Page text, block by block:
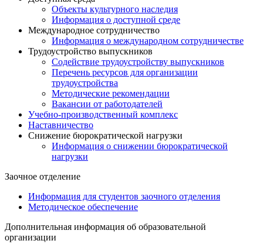
Объекты культурного наследия
Информация о доступной среде
Международное сотрудничество
Информация о международном сотрудничестве
Трудоустройство выпускников
Содействие трудоустройству выпускников
Перечень ресурсов для организации
трудоустройства
Методические рекомендации
Вакансии от работодателей
Учебно-производственный комплекс
Наставничество
Снижение бюрократической нагрузки
Информация о снижении бюрократической
нагрузки
Заочное отделение
Информация для студентов заочного отделения
Методическое обеспечение
Дополнительная информация об образовательной
организации